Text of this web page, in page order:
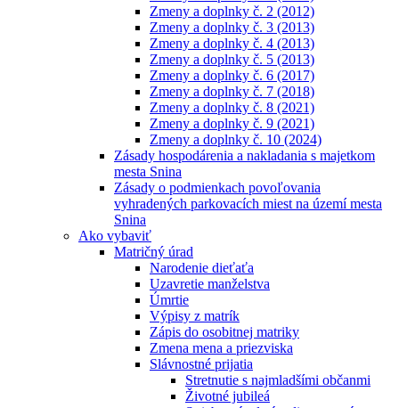
Zmeny a doplnky č. 2 (2012)
Zmeny a doplnky č. 3 (2013)
Zmeny a doplnky č. 4 (2013)
Zmeny a doplnky č. 5 (2013)
Zmeny a doplnky č. 6 (2017)
Zmeny a doplnky č. 7 (2018)
Zmeny a doplnky č. 8 (2021)
Zmeny a doplnky č. 9 (2021)
Zmeny a doplnky č. 10 (2024)
Zásady hospodárenia a nakladania s majetkom
mesta Snina
Zásady o podmienkach povoľovania
vyhradených parkovacích miest na území mesta
Snina
Ako vybaviť
Matričný úrad
Narodenie dieťaťa
Uzavretie manželstva
Úmrtie
Výpisy z matrík
Zápis do osobitnej matriky
Zmena mena a priezviska
Slávnostné prijatia
Stretnutie s najmladšími občanmi
Životné jubileá